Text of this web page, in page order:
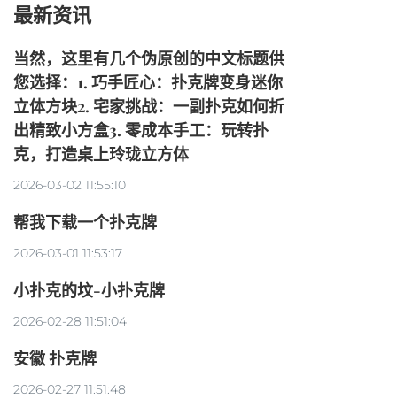
最新资讯
当然，这里有几个伪原创的中文标题供
您选择：1. 巧手匠心：扑克牌变身迷你
立体方块2. 宅家挑战：一副扑克如何折
出精致小方盒3. 零成本手工：玩转扑
克，打造桌上玲珑立方体
2026-03-02 11:55:10
帮我下载一个扑克牌
2026-03-01 11:53:17
小扑克的坟-小扑克牌
2026-02-28 11:51:04
安徽 扑克牌
2026-02-27 11:51:48